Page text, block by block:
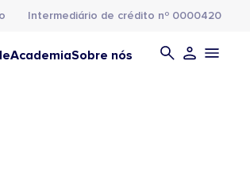
Intermediário de crédito nº 0000420
AcademiaSobre nós